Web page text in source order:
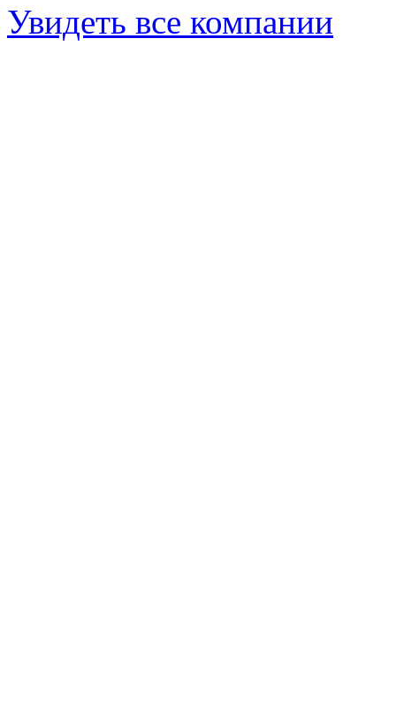
Увидеть все компании